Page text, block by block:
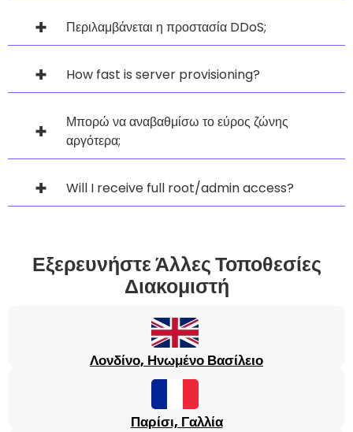
Περιλαμβάνεται η προστασία DDoS;
How fast is server provisioning?
Μπορώ να αναβαθμίσω το εύρος ζώνης
αργότερα;
Will I receive full root/admin access?
Εξερευνήστε Άλλες Τοποθεσίες
Διακομιστή
Λονδίνο, Ηνωμένο Βασίλειο
Παρίσι, Γαλλία